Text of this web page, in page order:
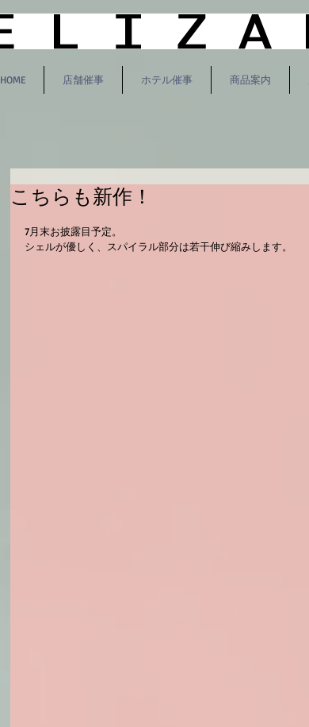
HOME 店舗催事 ホテル催事 商品案内
こちらも新作！
7月末お披露目予定。
シェルが優しく、スパイラル部分は若干伸び縮みします。